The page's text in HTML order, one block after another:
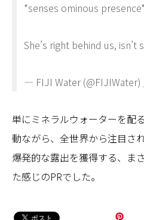
*senses ominous presence*
She’s right behind us, isn’t
— FIJI Water (@FIJIWater)
単にミネラルウォーターを配
動ながら、全世界から注目さ
爆発的な露出を獲得する、ま
た感じのPRでした。